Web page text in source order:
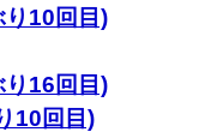
10回目)
り16回目)
10回目)